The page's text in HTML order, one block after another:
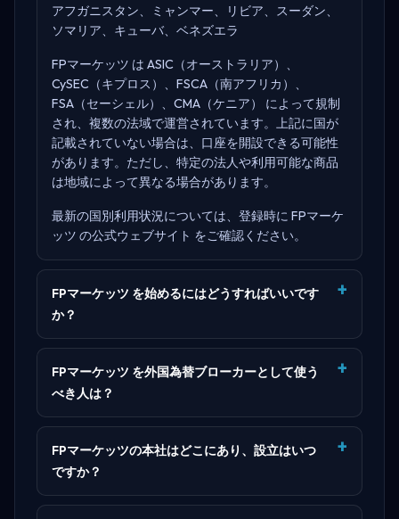
アフガニスタン、ミャンマー、リビア、スーダン、
ソマリア、キューバ、ベネズエラ
FPマーケッツ は ASIC（オーストラリア）、
CySEC（キプロス）、FSCA（南アフリカ）、
FSA（セーシェル）、CMA（ケニア）
によって規制
され、複数の法域で運営されています。上記に国が
記載されていない場合は、口座を開設できる可能性
があります。ただし、特定の法人や利用可能な商品
は地域によって異なる場合があります。
最新の国別利用状況については、登録時に FPマーケ
ッツ の公式ウェブサイト をご確認ください。
FPマーケッツ を始めるにはどうすればいいです
か？
FPマーケッツ を外国為替ブローカーとして使う
べき人は？
FPマーケッツの本社はどこにあり、設立はいつ
ですか？